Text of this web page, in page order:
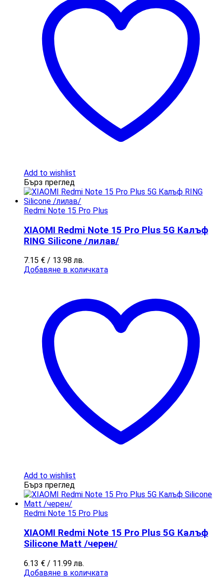
Add to wishlist
Бърз преглед
Redmi Note 15 Pro Plus
XIAOMI Redmi Note 15 Pro Plus 5G Калъф
RING Silicone /лилав/
7.15 € / 13.98 лв.
Добавяне в количката
Add to wishlist
Бърз преглед
Redmi Note 15 Pro Plus
XIAOMI Redmi Note 15 Pro Plus 5G Калъф
Silicone Matt /черен/
6.13 € / 11.99 лв.
Добавяне в количката